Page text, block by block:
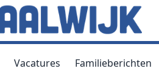
Vacatures Familieberichten